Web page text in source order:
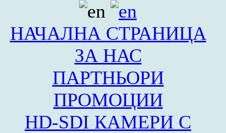
НАЧАЛНА СТРАНИЦА
ЗА НАС
ПАРТНЬОРИ
ПРОМОЦИИ
HD-SDI КАМЕРИ С